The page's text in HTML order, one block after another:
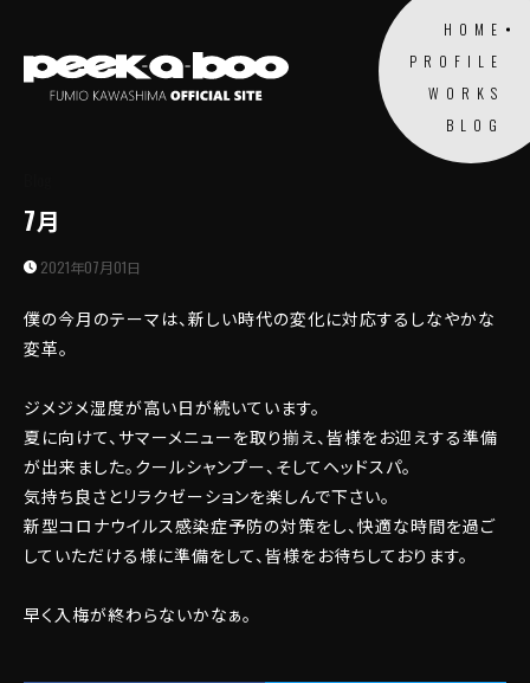
HOME
PROFILE
WORKS
BLOG
7月
2021年07月01日
僕の今月のテーマは、新しい時代の変化に対応するしなやかな
変革。
ジメジメ湿度が高い日が続いています。
夏に向けて、サマーメニューを取り揃え、皆様をお迎えする準備
が出来ました。クールシャンプー、そしてヘッドスパ。
気持ち良さとリラクゼーションを楽しんで下さい。
新型コロナウイルス感染症予防の対策をし、快適な時間を過ご
していただける様に準備をして、皆様をお待ちしております。
早く入梅が終わらないかなぁ。